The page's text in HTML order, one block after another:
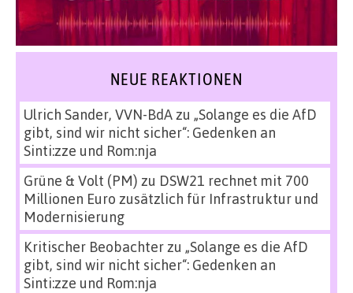
NEUE REAKTIONEN
Ulrich Sander, VVN-BdAzu „Solange es die AfD
gibt, sind wir nicht sicher“: Gedenken an
Sinti:zze und Rom:nja
Grüne & Volt (PM) zu DSW21 rechnet mit 700
Millionen Euro zusätzlich für Infrastruktur und
Modernisierung
Kritischer Beobachterzu „Solange es die AfD
gibt, sind wir nicht sicher“: Gedenken an
Sinti:zze und Rom:nja